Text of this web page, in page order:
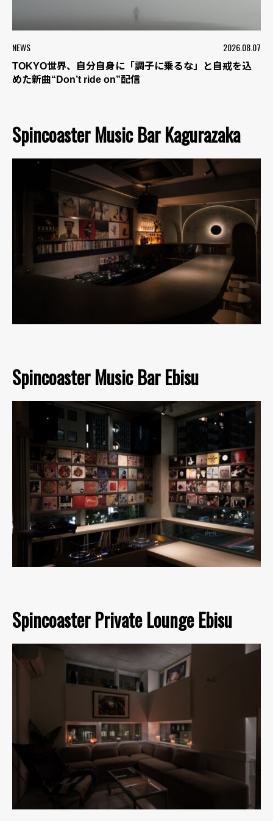
NEWS 2026.08.07
TOKYO世界、自分自身に「調子に乗るな」と自戒を込
めた新曲“Don’t ride on”配信
Spincoaster Music Bar Kagurazaka
Spincoaster Music Bar Ebisu
Spincoaster Private Lounge Ebisu